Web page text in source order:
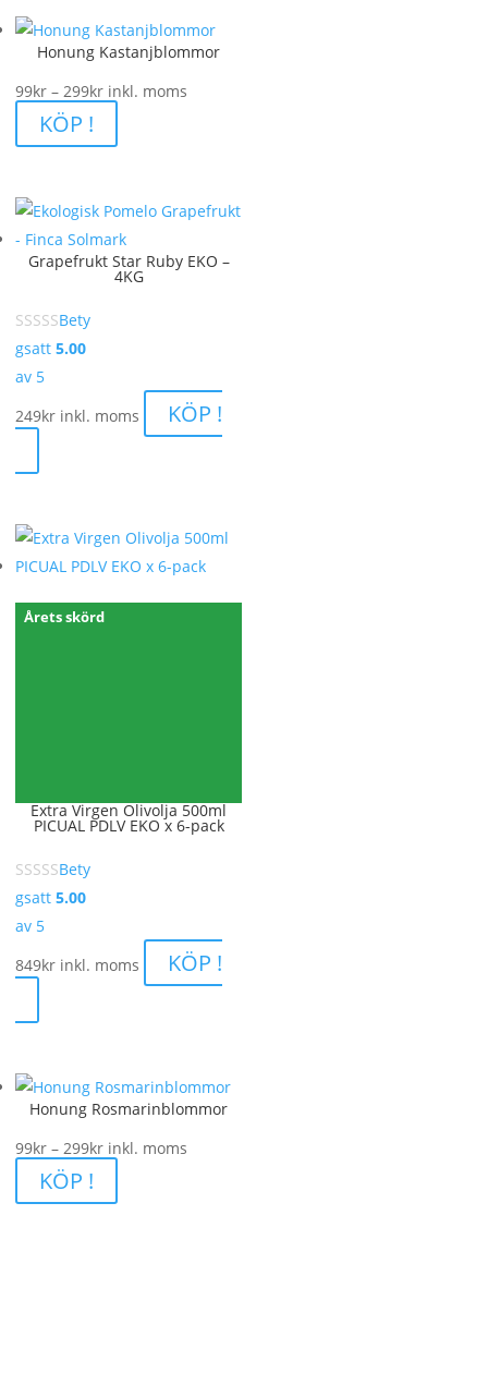
Honung Kastanjblommor
99kr – 299krPrisintervall:
till
inkl. moms
KÖP !
Grapefrukt Star Ruby EKO –
4KG
Bety
gsatt 5.00
av 5
249kr inkl. moms KÖP !
Årets skörd
Extra Virgen Olivolja 500ml
PICUAL PDLV EKO x 6-pack
Bety
gsatt 5.00
av 5
849kr inkl. moms KÖP !
Honung Rosmarinblommor
99kr – 299krPrisintervall:
till
inkl. moms
KÖP !